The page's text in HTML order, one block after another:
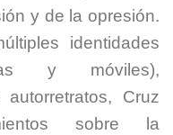
y de la opresión.
identidades
y móviles),
Cruz
sobre la